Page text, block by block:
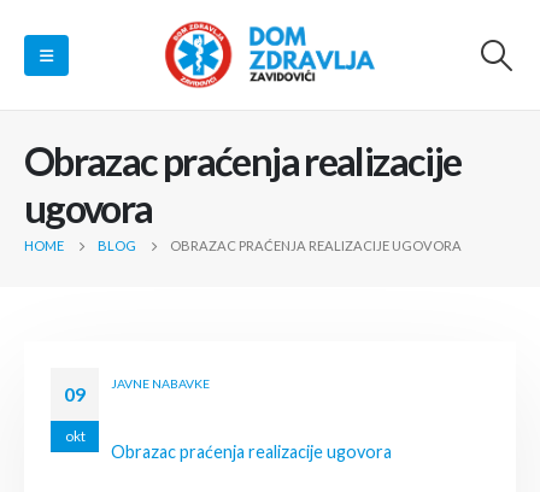
Obrazac praćenja realizacije
ugovora
HOME BLOG OBRAZAC PRAĆENJA REALIZACIJE UGOVORA
09
okt
JAVNE NABAVKE
Obrazac praćenja realizacije ugovora